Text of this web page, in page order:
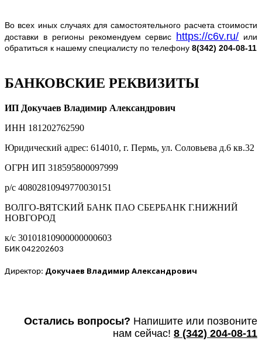
Во всех иных случаях для самостоятельного расчета стоимости
доставки в регионы рекомендуем сервис
https://c6v.ru/ или
обратиться к нашему специалисту по телефону 8(342) 204-08-11
БАНКОВСКИЕ РЕКВИЗИТЫ
ИП Докучаев Владимир Александрович
ИНН 181202762590
Юридический адрес: 614010, г. Пермь, ул. Соловьева д.6 кв.32
ОГРН ИП 318595800097999
р/с 40802810949770030151
ВОЛГО-ВЯТСКИЙ БАНК ПАО СБЕРБАНК Г.НИЖНИЙ
НОВГОРОД
к/с 30101810900000000603
БИК 042202603
Директор: Докучаев Владимир Александрович
Остались вопросы? Напишите или позвоните
нам сейчас! 8 (342) 204-08-11